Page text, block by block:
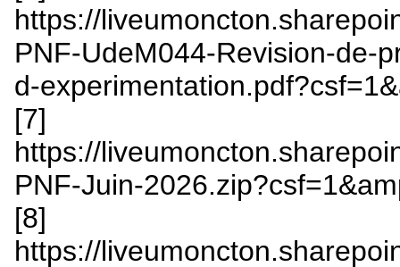
https://
PNF-UdeM044-Revision-de-
d-
[7]
https://
PNF-Juin-
[8]
https://